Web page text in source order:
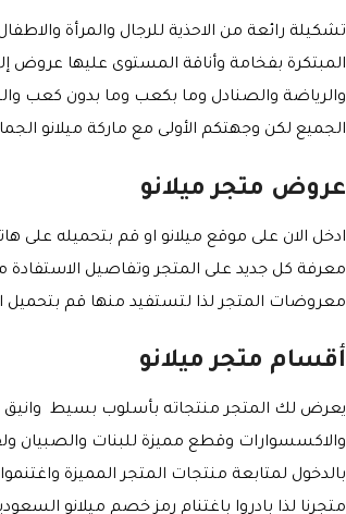
تشكيلة رائعة من الاحذية للرجال والمرأة
والرياضة والصنادل وما بكعب وما بدون كعب
الجميع لكن وجهتكم الأولى مع ماركة ميلانو
عروض متجر ميلانو
ادخل الان على موقع ميلانو او قم بتحميله على
معروضات المتجر لذا لتستفيد منها قم بتحميل المتجر الان
أقسام متجر ميلانو
يعرض لك المتجر منتجاته بأسلوب بسيط
والاكسسوارات وقطع مميزة للبنات والصبيان
متجرنا لذا بادروا باغتنام رمز خصم ميلانو